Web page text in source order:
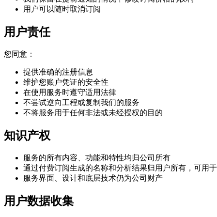
用户可以随时取消订阅
用户责任
您同意：
提供准确的注册信息
维护您账户凭证的安全性
在使用服务时遵守适用法律
不尝试逆向工程或复制我们的服务
不将服务用于任何非法或未经授权的目的
知识产权
服务的所有内容、功能和特性均归公司所有
通过付费订阅生成的名称和分析结果归用户所有，可用
服务界面、设计和底层技术仍为公司财产
用户数据收集